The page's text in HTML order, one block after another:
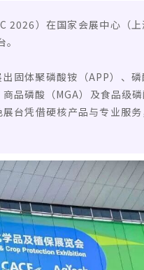
2026）在国家会展中心（上
固体聚磷酸铵（APP）、磷
品磷酸（MGA）及食品级
台凭借硬核产品与专业服务